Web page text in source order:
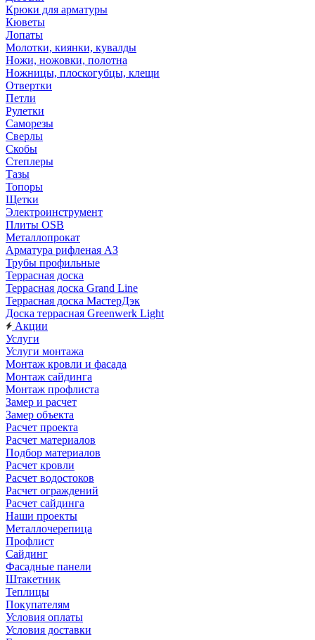
Крюки для арматуры
Кюветы
Лопаты
Молотки, киянки, кувалды
Ножи, ножовки, полотна
Ножницы, плоскогубцы, клещи
Отвертки
Петли
Рулетки
Саморезы
Сверлы
Скобы
Степлеры
Тазы
Топоры
Щетки
Электроинструмент
Плиты OSB
Металлопрокат
Арматура рифленая АЗ
Трубы профильные
Террасная доска
Террасная доска Grand Line
Террасная доска МастерДэк
Доска террасная Greenwerk Light
Акции
Услуги
Услуги монтажа
Монтаж кровли и фасада
Монтаж сайдинга
Монтаж профлиста
Замер и расчет
Замер объекта
Расчет проекта
Расчет материалов
Подбор материалов
Расчет кровли
Расчет водостоков
Расчет ограждений
Расчет сайдинга
Наши проекты
Металлочерепица
Профлист
Сайдинг
Фасадные панели
Штакетник
Теплицы
Покупателям
Условия оплаты
Условия доставки